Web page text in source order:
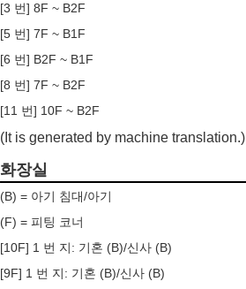
[3 번] 8F ~ B2F
[5 번] 7F ~ B1F
[6 번] B2F ~ B1F
[8 번] 7F ~ B2F
[11 번] 10F ~ B2F
(It is generated by machine translation.)
화장실
(B) = 아기 침대/아기
(F) = 피팅 코너
[10F] 1 번 지: 기혼 (B)/신사 (B)
[9F] 1 번 지: 기혼 (B)/신사 (B)